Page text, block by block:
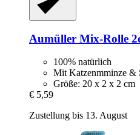
Aumüller Mix-​Rolle
100% natürlich
Mit Katzenmminze &
Größe: 20 x 2 x 2 cm
€ 5,59
Zustellung bis 13. August